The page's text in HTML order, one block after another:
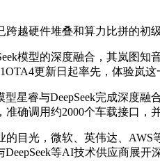
硬件堆叠和算力比拼的初级
模型的深度融合，其岚图知
更新日起率先，体验岚这
睿与DeepSeek完成深度融
确调用约2000个车载接口
目光，微软、英伟达、AWS
等AI技术供应商展开